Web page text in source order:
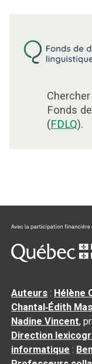
Fonds
(FDLQ).
Auteurs : Hélène
Chantal‑Édith
Nadine Vincent,
Direction
informatique :